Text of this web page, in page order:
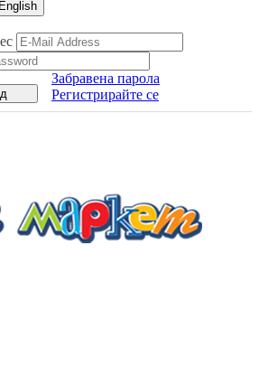
English
Забравена парола
Регистрирайте се